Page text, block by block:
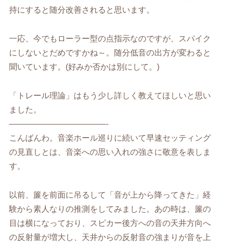
持にすると随分改善されると思います。
一応、今でもローラー型の点指示なのですが、スパイク
にしないとだめですかね～。随分低音の出方が変わると
聞いています。(好みか否かは別にして。)
「トレール理論」はもう少し詳しく教えてほしいと思い
ました。
————————————-
こんばんわ。音楽ホール巡りに続いて早速セッティング
の見直しとは、音楽への思い入れの強さに敬意を表しま
す。
以前、簾を前面に吊るして「音が上から降ってきた」経
験から素人なりの推測をしてみました。あの時は、簾の
目は横になっており、スピカー後方への音の天井方向へ
の反射量が増大し、天井からの反射音の強まりが音を上